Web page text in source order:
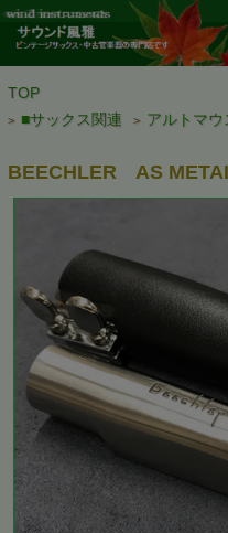
TOP
> ■サックス関連 > アルトマウ
BEECHLER AS